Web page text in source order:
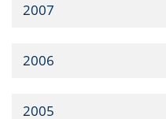
2007
2006
2005